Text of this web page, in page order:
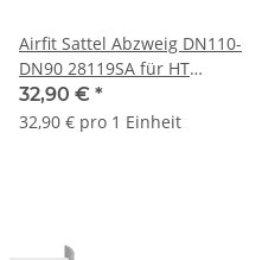
Airfit Sattel Abzweig DN110-
DN90 28119SA für HT
Abwasserrohr
32,90 € *
32,90 € pro 1 Einheit